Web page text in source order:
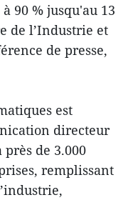
90 % jusqu'au 13
de l’Industrie et
de presse,
est
directeur
de 3.000
remplissant